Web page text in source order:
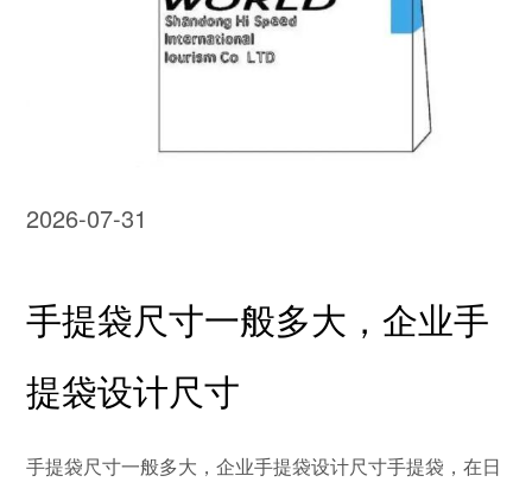
2026-07-31
手提袋尺寸一般多大，企业手
提袋设计尺寸
手提袋尺寸一般多大，企业手提袋设计尺寸手提袋，在日